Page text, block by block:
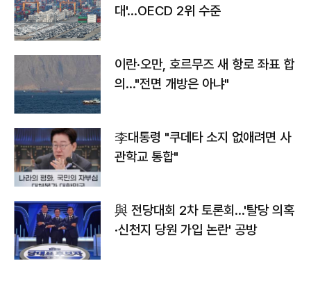
대'…OECD 2위 수준
이란·오만, 호르무즈 새 항로 좌표 합
의…"전면 개방은 아냐"
李대통령 "쿠데타 소지 없애려면 사
관학교 통합"
與 전당대회 2차 토론회…'탈당 의혹
·신천지 당원 가입 논란' 공방